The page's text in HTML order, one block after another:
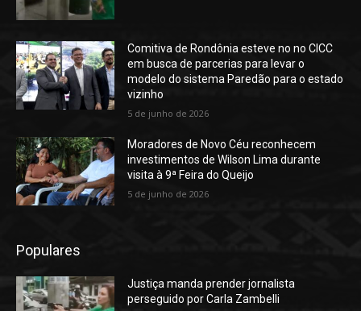
Comitiva de Rondônia esteve no no CICC
em busca de parcerias para levar o
modelo do sistema Paredão para o estado
vizinho
5 de junho de 2026
Moradores de Novo Céu reconhecem
investimentos de Wilson Lima durante
visita à 9ª Feira do Queijo
5 de junho de 2026
Populares
Justiça manda prender jornalista
perseguido por Carla Zambelli